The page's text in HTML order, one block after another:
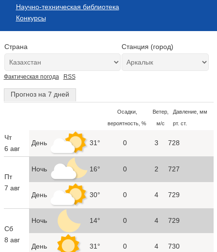
Научно-техническая библиотека
Конкурсы
Страна Станция (город)
Фактическая погода RSS
Прогноз на 7 дней
Осадки,
вероятность, %
Ветер,
м/с
Давление, мм
рт. ст.
Чт
6 авг
День 31° 0 3 728
Пт
7 авг
Ночь 16° 0 2 727
День 30° 0 4 729
Сб
8 авг
Ночь 14° 0 4 729
День 31° 0 4 730